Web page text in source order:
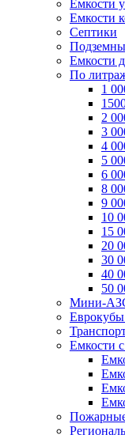
Емкости
Емкости
Септики
Емкости
По
1
2
3
4
5
6
8
9
10
15
20
30
40
50
Мини-АЗС
Еврокубы
Емкости